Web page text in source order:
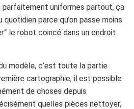
parfaitement uniformes partout, ça
parce qu’on passe moins
le robot coincé dans un endroit
modèle, c’est toute la partie
cartographie, il est possible
de choses depuis
quelles pièces nettoyer,